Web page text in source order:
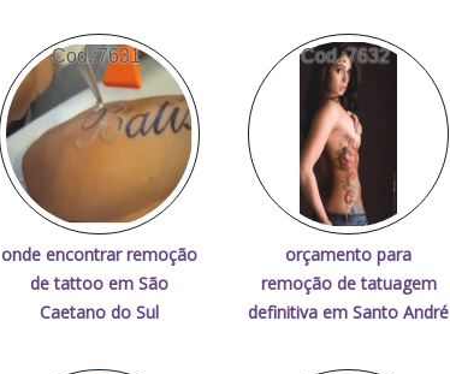
Cod.:7631
onde encontrar remoção
de tattoo em São
Caetano do Sul
Cod.:7632
orçamento para
remoção de tatuagem
definitiva em Santo André